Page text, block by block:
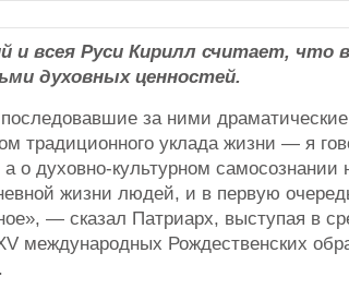
и всея Руси Кирилл считает, что
духовных ценностей.
за ними
традиционного уклада жизни — я
о духовно-культурном
жизни людей, и в первую
— сказал Патриарх, выступая в
международных Рождественских